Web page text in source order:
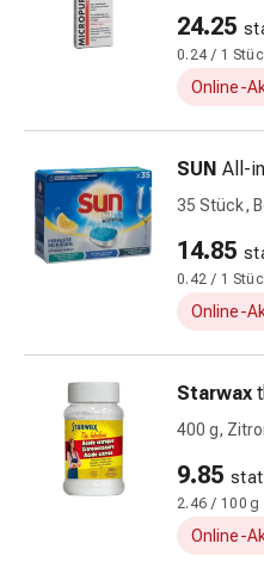
&
Darm
Hämorrhoiden
Erbrechen
&
Übelkeit
Blähungen
Verstopfung
Hauterkrankungen
Hautpilz
Juckreiz
Warzen
24.25
0.24 / 1
Online-
SUN All-
35 Stück,
14.85
0.42 / 1
Online-
Starwax
400 g,
9.85
2.46 / 100 g
Online-